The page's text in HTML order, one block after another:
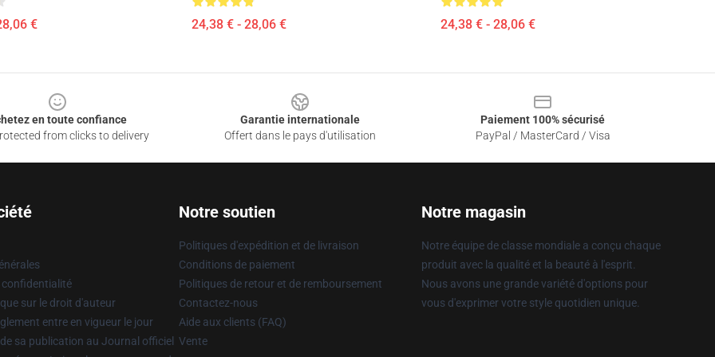
€ 24,38 € - 28,06 € 24,38 € - 28,06 €
en toute confiance
from clicks to delivery
Garantie internationale
Offert dans le pays d'utilisation
Paiement 100% sécurisé
PayPal / MasterCard / Visa
confidentialité
sur le droit d'auteur
entre en vigueur le jour
sa publication au Journal officiel
Notre soutien
Politiques d'expédition et de livraison
Conditions de paiement
Politiques de retour et de remboursement
Contactez-nous
Aide aux clients (FAQ)
Vente
Notre magasin
Notre équipe de classe mondiale a conçu chaque
produit avec la qualité et la beauté à l'esprit.
Nous avons une grande variété d'options pour
vous d'exprimer votre style quotidien unique.